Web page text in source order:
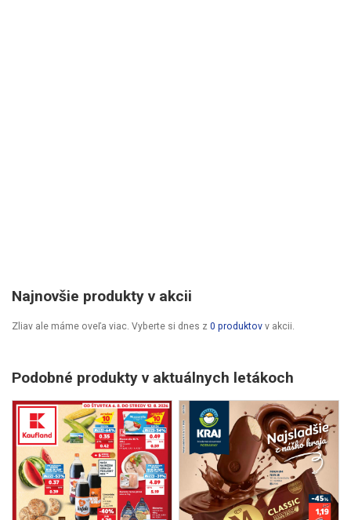
Najnovšie produkty v akcii
Zliav ale máme oveľa viac. Vyberte si dnes z 0 produktov v akcii.
Podobné produkty v aktuálnych letákoch